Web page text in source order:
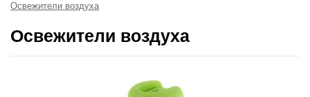
Освежители воздуха
Освежители воздуха